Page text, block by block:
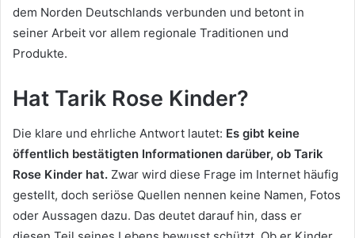
dem Norden Deutschlands verbunden und betont in
seiner Arbeit vor allem regionale Traditionen und
Produkte.
Hat Tarik Rose Kinder?
Die klare und ehrliche Antwort lautet: Es gibt keine
öffentlich bestätigten Informationen darüber, ob Tarik
Rose Kinder hat. Zwar wird diese Frage im Internet häufig
gestellt, doch seriöse Quellen nennen keine Namen, Fotos
oder Aussagen dazu. Das deutet darauf hin, dass er